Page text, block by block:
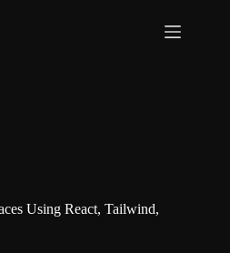
Using React, Tailwind,